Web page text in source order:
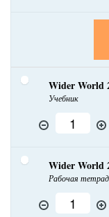
Wider World
Учебник
Wider World
Рабочая